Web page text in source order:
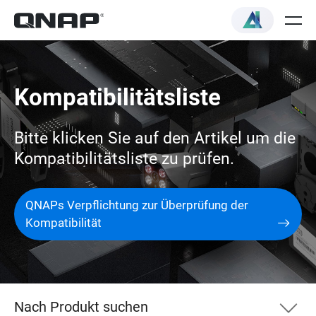
Kompatibilitätsliste
Bitte klicken Sie auf den Artikel um die
Kompatibilitätsliste zu prüfen.
QNAPs Verpflichtung zur Überprüfung der
Kompatibilität
Nach Produkt suchen